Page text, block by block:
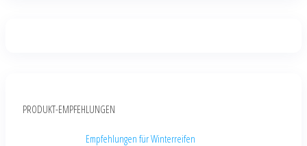
PRODUKT-EMPFEHLUNGEN
Empfehlungen für Winterreifen